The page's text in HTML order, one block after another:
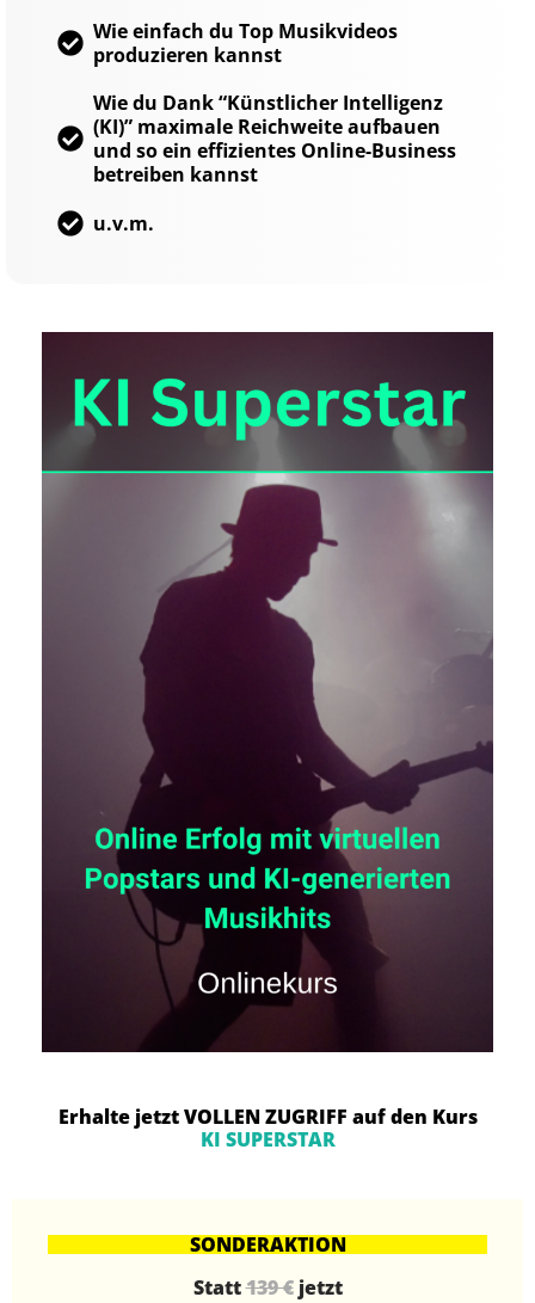
Wie einfach du Top Musikvideos
produzieren kannst
Wie du Dank “Künstlicher Intelligenz
(KI)” maximale Reichweite aufbauen
und so ein effizientes Online-Business
betreiben kannst
u.v.m.
Erhalte jetzt VOLLEN ZUGRIFF auf den Kurs
KI SUPERSTAR
SONDERAKTION
Statt139 €jetzt